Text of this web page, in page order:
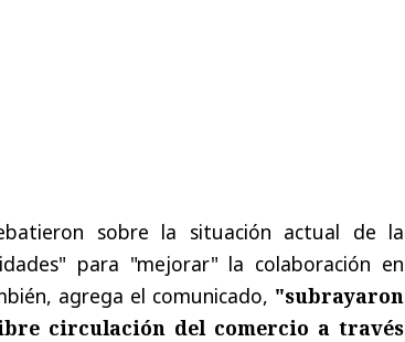
sobre la situación actual de la
para "mejorar" la colaboración en
agrega el comunicado, "subrayaron
circulación del comercio a través